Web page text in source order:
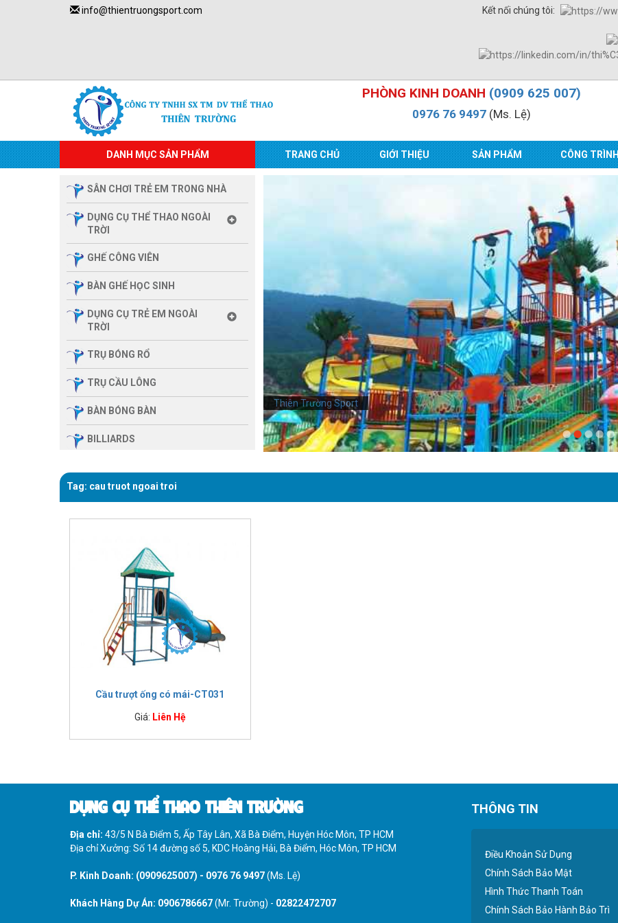
info@thientruongsport.com Kết nối chúng tôi:
PHÒNG KINH DOANH (0909 625 007)
0976 76 9497(Ms. Lệ)
DANH MỤC SẢN PHẨM TRANG CHỦ GIỚI THIỆU SẢN PHẨM CÔNG TRÌNH
SÂN CHƠI TRẺ EM TRONG NHÀ
DỤNG CỤ THỂ THAO NGOÀI
TRỜI
GHẾ CÔNG VIÊN
BÀN GHẾ HỌC SINH
DỤNG CỤ TRẺ EM NGOÀI
TRỜI
TRỤ BÓNG RỔ
TRỤ CẦU LÔNG
BÀN BÓNG BÀN
BILLIARDS
GIÀN TẬP ĐA NĂNG
THIẾT BỊ PHÒNG GYM
IMPULSE FITNESS
THIẾT BỊ PHÒNG GYM THIÊN
TRƯỜNG
Thiên Trường Sport
Tag: cau truot ngoai troi
Cầu trượt ống có mái-CT031
Giá: Liên Hệ
DỤNG CỤ THỂ THAO THIÊN TRƯỜNG
Địa chỉ: 43/5 N Bà Điểm 5, Ấp Tây Lân, Xã Bà Điểm, Huyện Hóc Môn, TP HCM
Địa chỉ Xưởng: Số 14 đường số 5, KDC Hoàng Hải, Bà Điểm, Hóc Môn, TP HCM
P. Kinh Doanh: (0909625007) - 0976 76 9497(Ms. Lệ)
Khách Hàng Dự Án: 0906786667(Mr. Trường) - 02822472707
THÔNG TIN
Điều Khoản Sử Dụng
Chính Sách Bảo Mật
Hình Thức Thanh Toán
Chính Sách Bảo Hành Bảo Trì